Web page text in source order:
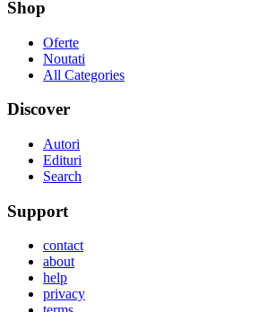
Shop
Oferte
Noutati
All Categories
Discover
Autori
Edituri
Search
Support
contact
about
help
privacy